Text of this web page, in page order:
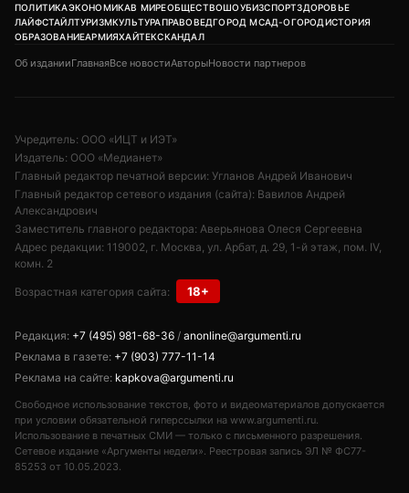
ПОЛИТИКАЭКОНОМИКАВ МИРЕОБЩЕСТВОШОУБИЗСПОРТЗДОРОВЬЕ
ЛАЙФСТАЙЛТУРИЗМКУЛЬТУРАПРАВОВЕДГОРОД МСАД-ОГОРОДИСТОРИЯ
ОБРАЗОВАНИЕАРМИЯХАЙТЕКСКАНДАЛ
Об изданииГлавнаяВсе новостиАвторыНовости партнеров
Учредитель: ООО «ИЦТ и ИЭТ»
Издатель: ООО «Медианет»
Главный редактор печатной версии: Угланов Андрей Иванович
Главный редактор сетевого издания (сайта): Вавилов Андрей
Александрович
Заместитель главного редактора: Аверьянова Олеся Сергеевна
Адрес редакции: 119002, г. Москва, ул. Арбат, д. 29, 1-й этаж, пом. IV,
комн. 2
Возрастная категория сайта: 18+
Редакция: +7 (495) 981-68-36 / anonline@argumenti.ru
Реклама в газете: +7 (903) 777-11-14
Реклама на сайте: kapkova@argumenti.ru
Свободное использование текстов, фото и видеоматериалов допускается
при условии обязательной гиперссылки на www.argumenti.ru.
Использование в печатных СМИ — только с письменного разрешения.
Сетевое издание «Аргументы недели». Реестровая запись ЭЛ № ФС77-
85253 от 10.05.2023.